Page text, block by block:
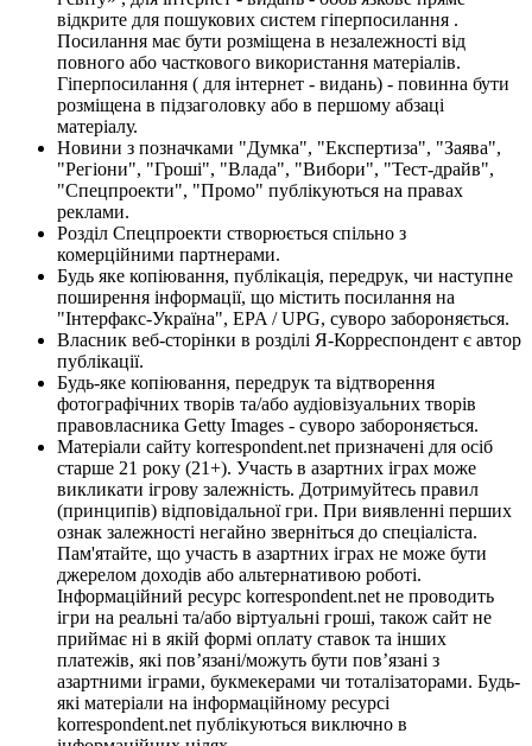
відкрите для пошукових систем гіперпосилання .
Посилання має бути розміщена в незалежності від
повного або часткового використання матеріалів.
Гіперпосилання ( для інтернет - видань) - повинна бути
розміщена в підзаголовку або в першому абзаці
матеріалу.
Новини з позначками "Думка", "Експертиза", "Заява",
"Регіони", "Гроші", "Влада", "Вибори", "Тест-драйв",
"Спецпроекти", "Промо" публікуються на правах
реклами.
Розділ Спецпроекти створюється спільно з
комерційними партнерами.
Будь яке копіювання, публікація, передрук, чи наступне
поширення інформації, що містить посилання на
"Інтерфакс-Україна", EPA / UPG, суворо забороняється.
Власник веб-сторінки в розділі Я-Корреспондент є автор
публікації.
Будь-яке копіювання, передрук та відтворення
фотографічних творів та/або аудіовізуальних творів
правовласника Getty Images - суворо забороняється.
Матеріали сайту korrespondent.net призначені для осіб
старше 21 року (21+). Участь в азартних іграх може
викликати ігрову залежність. Дотримуйтесь правил
(принципів) відповідальної гри. При виявленні перших
ознак залежності негайно зверніться до спеціаліста.
Пам'ятайте, що участь в азартних іграх не може бути
джерелом доходів або альтернативою роботі.
Інформаційний ресурс korrespondent.net не проводить
ігри на реальні та/або віртуальні гроші, також сайт не
приймає ні в якій формі оплату ставок та інших
платежів, які пов’язані/можуть бути пов’язані з
азартними іграми, букмекерами чи тоталізаторами. Будь-
які матеріали на інформаційному ресурсі
korrespondent.net публікуються виключно в